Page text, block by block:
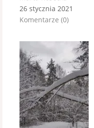
26 stycznia 2021
Komentarze (0)